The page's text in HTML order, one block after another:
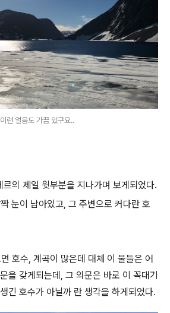
이런 얼음도 가끔 있구요..
의 제일 윗부분을 지나가며 보게되었다.
눈이 남아있고, 그 주변으로 커다란 호
호수, 계곡이 많은데 대체 이 물들은 어
을 갖게되는데, 그 의문은 바로 이 꼭대기
긴 호수가 아닐까 란 생각을 하게되었다.